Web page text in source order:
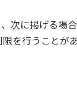
次に掲げる場
を行うことがあ